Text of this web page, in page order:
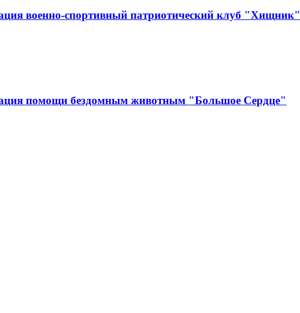
военно-спортивный патриотический клуб "Хищник"
помощи бездомным животным "Большое Сердце"